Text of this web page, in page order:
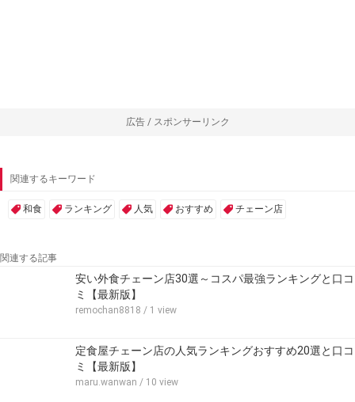
広告 / スポンサーリンク
関連するキーワード
和食 ランキング 人気 おすすめ チェーン店
関連する記事
安い外食チェーン店30選～コスパ最強ランキングと口コ
ミ【最新版】
remochan8818 / 1 view
定食屋チェーン店の人気ランキングおすすめ20選と口コ
ミ【最新版】
maru.wanwan / 10 view